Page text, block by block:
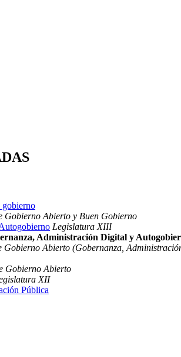
Gobierno Abierto y Buen Gobierno
Legislatura XIII
Administración Digital y
Gobierno Abierto (Gobernanza,
Gobierno Abierto
XII
Pública